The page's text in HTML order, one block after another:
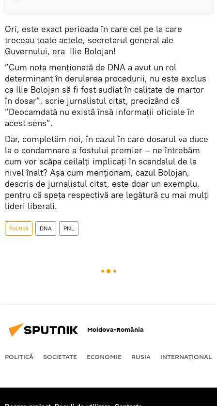
Ori, este exact perioada în care cel pe la care
treceau toate actele, secretarul general ale
Guvernului, era Ilie Bolojan!
”Cum nota menţionată de DNA a avut un rol
determinant în derularea procedurii, nu este exclus
ca Ilie Bolojan să fi fost audiat în calitate de martor
în dosar”, scrie jurnalistul citat, precizând că
”Deocamdată nu există însă informaţii oficiale în
acest sens”.
Dar, completăm noi, în cazul în care dosarul va duce
la o condamnare a fostului premier – ne întrebăm
cum vor scăpa ceilalți implicați în scandalul de la
nivel înalt? Așa cum menționam, cazul Bolojan,
descris de jurnalistul citat, este doar un exemplu,
pentru că speța respectivă are legătură cu mai mulți
lideri liberali.
Politică DNA PNL
Moldova-România
POLITICĂ SOCIETATE ECONOMIE RUSIA INTERNAŢIONAL